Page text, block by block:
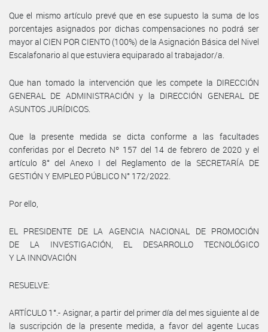
Que el mismo artículo prevé que en ese supuesto la suma de los
porcentajes asignados por dichas compensaciones no podrá ser
mayor al CIEN POR CIENTO (100%) de la Asignación Básica del Nivel
Escalafonario al que estuviera equiparado al trabajador/a.
Que han tomado la intervención que les compete la DIRECCIÓN
GENERAL DE ADMINISTRACIÓN y la DIRECCIÓN GENERAL DE
ASUNTOS JURÍDICOS.
Que la presente medida se dicta conforme a las facultades
conferidas por el Decreto Nº 157 del 14 de febrero de 2020 y el
artículo 8° del Anexo I del Reglamento de la SECRETARÍA DE
GESTIÓN Y EMPLEO PÚBLICO N° 172/2022.
Por ello,
EL PRESIDENTE DE LA AGENCIA NACIONAL DE PROMOCIÓN
DE LA INVESTIGACIÓN, EL DESARROLLO TECNOLÓGICO
Y LA INNOVACIÓN
RESUELVE:
ARTÍCULO 1°.- Asignar, a partir del primer día del mes siguiente al de
la suscripción de la presente medida, a favor del agente Lucas